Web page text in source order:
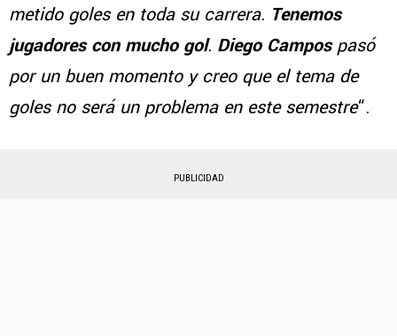
metido goles en toda su carrera. Tenemos
jugadores con mucho gol. Diego Campospasó
por un buen momento y creo que el tema de
goles no será un problema en este semestre“.
PUBLICIDAD